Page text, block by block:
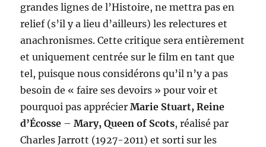
grandes lignes de l’Histoire, ne mettra pas en
relief (s’il y a lieu d’ailleurs) les relectures et
anachronismes. Cette critique sera entièrement
et uniquement centrée sur le film en tant que
tel, puisque nous considérons qu’il n’y a pas
besoin de « faire ses devoirs » pour voir et
pourquoi pas apprécierMarie Stuart, Reine
d’Écosse –Mary, Queen of Scots, réalisé par
Charles Jarrott (1927-2011) et sorti sur les